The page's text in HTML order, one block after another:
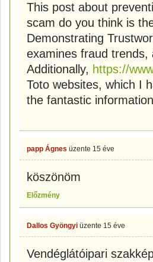
This post about
scam do you think is
Demonstrating
examines fraud
Additionally, https://
Toto websites, which I
the fantastic
papp Ágnes üzente 15 éve
köszönöm
Előzmény
Dallos Gyöngyi üzente 15 éve
Vendéglátóipari